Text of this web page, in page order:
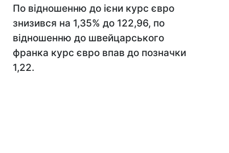
По відношенню до ієни курс євро
знизився на 1,35% до 122,96, по
відношенню до швейцарського
франка курс євро впав до позначки
1,22.